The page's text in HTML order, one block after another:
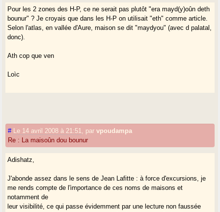
Pour les 2 zones des H-P, ce ne serait pas plutôt "era mayd(y)oûn deth
bounur" ? Je croyais que dans les H-P on utilisait "eth" comme article.
Selon l'atlas, en vallée d'Aure, maison se dit "maydyou" (avec d palatal,
donc).
Ath cop que ven
Loìc
# Le 14 avril 2008 à 21:51 parvpoudampa
Re : La maisoûn dou bounur
Adishatz,
J'abonde assez dans le sens de Jean Lafitte : à force d'excursions, je
me rends compte de l'importance de ces noms de maisons et
notamment de
leur visibilité, ce qui passe évidemment par une lecture non faussée